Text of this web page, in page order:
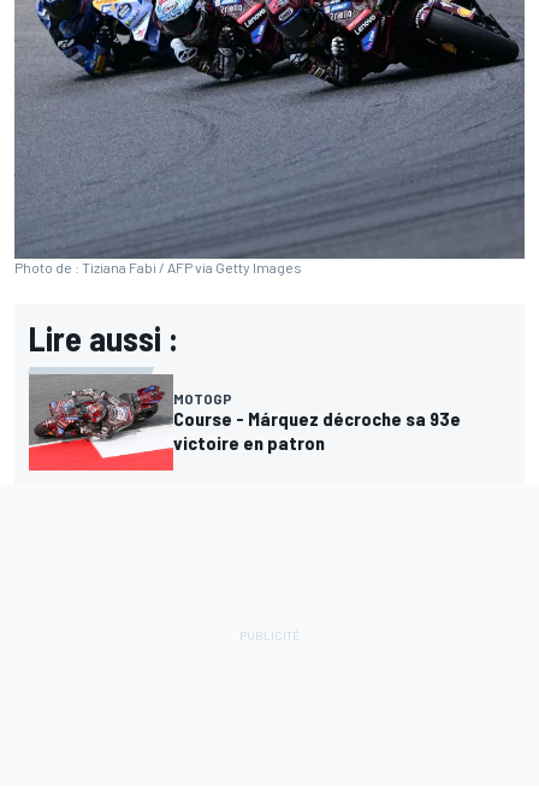
Photo de : Tiziana Fabi / AFP via Getty Images
Lire aussi :
MOTOGP
Course - Márquez décroche sa 93e
victoire en patron